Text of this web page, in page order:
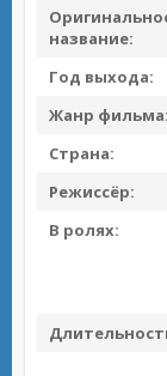
название:
Год выхода:
Жанр фильма:
Страна:
Режиссёр:
В ролях: